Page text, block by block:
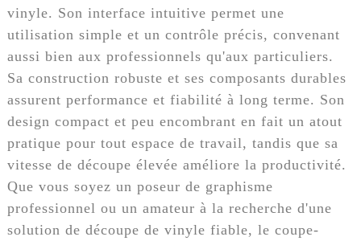
vinyle. Son interface intuitive permet une
utilisation simple et un contrôle précis, convenant
aussi bien aux professionnels qu'aux particuliers.
Sa construction robuste et ses composants durables
assurent performance et fiabilité à long terme. Son
design compact et peu encombrant en fait un atout
pratique pour tout espace de travail, tandis que sa
vitesse de découpe élevée améliore la productivité.
Que vous soyez un poseur de graphisme
professionnel ou un amateur à la recherche d'une
solution de découpe de vinyle fiable, le coupe-